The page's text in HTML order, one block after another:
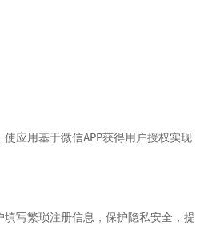
应用基于微信APP获得用户授权实现
写繁琐注册信息，保护隐私安全，提